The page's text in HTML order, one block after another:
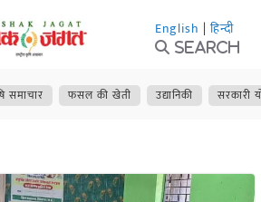
English | हिन्दी
Search
समाचार फसल की खेती उद्यानिकी सरकारी